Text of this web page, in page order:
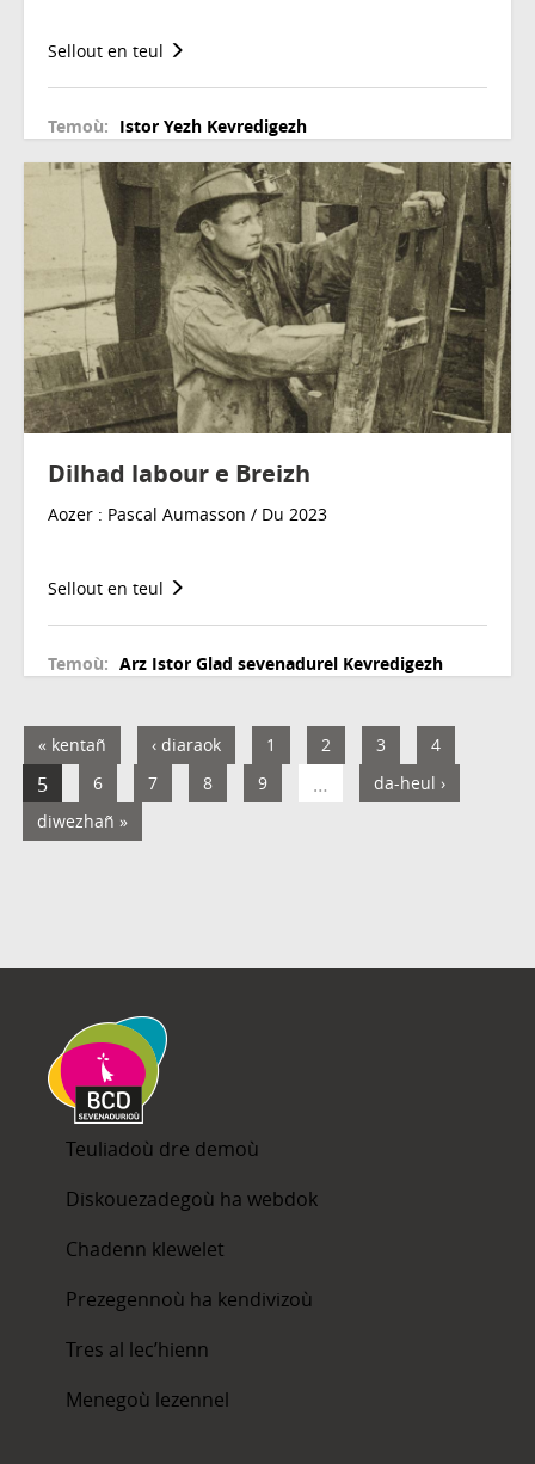
Sellout en teul
Temoù: Istor Yezh Kevredigezh
Dilhad labour e Breizh
Aozer : Pascal Aumasson / Du 2023
Sellout en teul
Temoù: Arz Istor Glad sevenadurel Kevredigezh
« kentañ ‹ diaraok 1 2 3 4
5 6 7 8 9 …
da-heul ›
diwezhañ »
Teuliadoù dre demoù
Diskouezadegoù ha webdok
Chadenn klewelet
Prezegennoù ha kendivizoù
Tres al lec’hienn
Menegoù lezennel